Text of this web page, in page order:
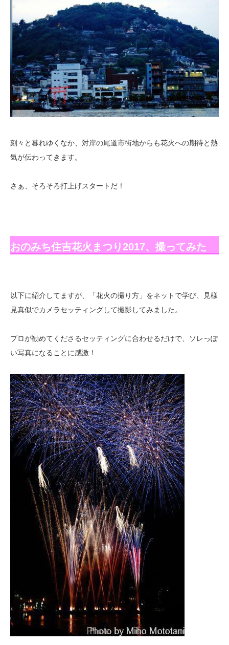
刻々と暮れゆくなか、対岸の尾道市街地からも花火への期待と熱
気が伝わってきます。
さぁ、そろそろ打上げスタートだ！
おのみち住吉花火まつり2017、撮ってみた
以下に紹介してますが、「花火の撮り方」をネットで学び、見様
見真似でカメラセッティングして撮影してみました。
プロが勧めてくださるセッティングに合わせるだけで、ソレっぽ
い写真になることに感激！